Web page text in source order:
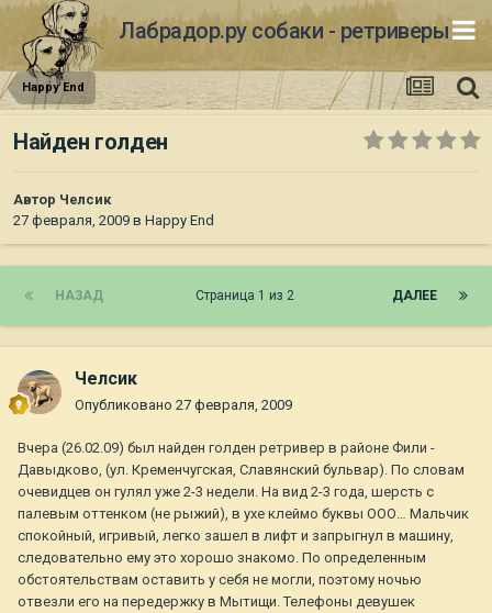
Лабрадор.ру собаки - ретриверы
Happy End
Найден голден
Автор Челсик
27 февраля, 2009 в Happy End
НАЗАД ДАЛЕЕ
Страница 1 из 2
Челсик
Опубликовано 27 февраля, 2009
Вчера (26.02.09) был найден голден ретривер в районе Фили -
Давыдково, (ул. Кременчугская, Славянский бульвар). По словам
очевидцев он гулял уже 2-3 недели. На вид 2-3 года, шерсть с
палевым оттенком (не рыжий), в ухе клеймо буквы ООО… Мальчик
спокойный, игривый, легко зашел в лифт и запрыгнул в машину,
следовательно ему это хорошо знакомо. По определенным
обстоятельствам оставить у себя не могли, поэтому ночью
отвезли его на передержку в Мытищи. Телефоны девушек